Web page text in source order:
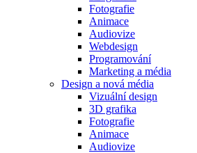
Fotografie
Animace
Audiovize
Webdesign
Programování
Marketing a média
Design a nová média
Vizuální design
3D grafika
Fotografie
Animace
Audiovize